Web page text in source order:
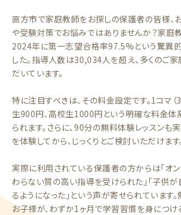
直方市で家庭教師をお探しの保護者の皆様、
や受験対策でお悩みではありませんか？家庭
2024年に第一志望合格率97.5%という驚異
した。指導人数は30,034人を超え、多くのご
だいています。
特に注目すべきは、その料金設定です。1コマ
生900円、高校生1000円という明確な料金体
られます。さらに、90分の無料体験レッスンも
を体験してから、じっくりとご検討いただけます
実際に利用されている保護者の方からは「オ
わらない質の高い指導を受けられた」「子供
るようになった」という声が寄せられています
お子様が、わずか1ヶ月で学習習慣を身につけ